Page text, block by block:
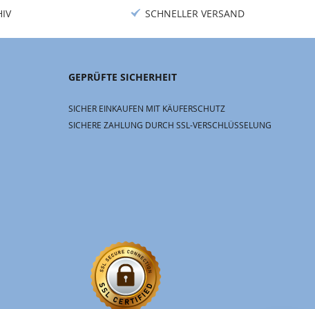
SCHNELLER VERSAND
GEPRÜFTE SICHERHEIT
SICHER EINKAUFEN MIT KÄUFERSCHUTZ
SICHERE ZAHLUNG DURCH SSL-VERSCHLÜSSELUNG